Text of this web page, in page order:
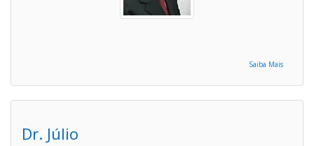
Saiba Mais
Dr. Júlio